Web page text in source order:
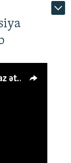
Azərbaycanlı avropalıdan iki dəfə az ət yeyir, amma... 'Qiymət artımı qaçılmazdır'